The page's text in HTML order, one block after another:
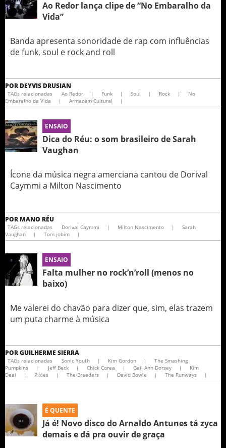
Ao Redor lança clipe de “No Embaralho da
Vida”
Banda apresenta sonoridade de rap com influências
de funk, soul e rock and roll
POR DEYVIS DRUSIAN
TAGs relacionadas Ao Redor | Funk | Soul | Rock |
No
Embaralho da Vida
| Armazém Cultural |
ENSAIO
Dica do Réu: o som brasileiro de Sarah
Vaughan
Ícone da música negra amerciana cantou de Dorival
Caymmi a Milton Nascimento
POR MANO RÉU
TAGs relacionadas Dorival Caymmi | Milton Nascimento |
Sarah
Vaughan
| Tom jobim |
ENSAIO
Falta mulher no rock’n’roll (menos no
baixo)
Me valerei do chavão para dizer que, sim, elas trazem
um puta charme à música
PORGUILHERME SIERRA
TAGs relacionadas Sonic Youth | Kim Gordon |
The Smashing
Pumpkins
| Jeff Beck | Chick Corea | Gail Ann Dorsey |
Kim
Deal
| Pixies | The Breeders | David Bowie | The Runways |
É QUENTE
Já é! Novo disco do Arnaldo Antunes tá zyca
demais e dá pra ouvir de graça